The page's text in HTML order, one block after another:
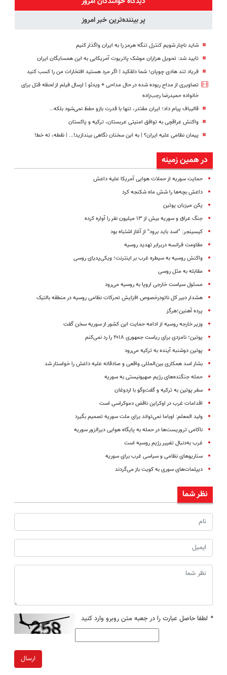
ویژه)
پر بیننده‌ترین خبر امروز
شاید ناچار شویم کنترل تنگه هرمز را به ایران واگذار کنیم
تایید شد: تحویل هزاران موشک پاتریوت آمریکایی به این همسایگان ایران
فریاد تند هادی چوپان؛‌ شما دلقکید | اگر مرد هستید افتخارات من را کسب کنید
تصاویری از مداح ربوده شده در حال مداحی + ویدئو | ارسال فیلم از لحظه قتل برای
خانواده‌ حمیدرضا رجب‌زاده
قالیباف پیام داد؛ ایران مقتدر، تنها با قدرت بازو حفظ نمی‌شود بلکه...
واکنش عراقچی به توافق امنیتی عربستان، ترکیه و پاکستان
پیمان نظامی علیه ایران؟ | به این سخنان نگاهی بیندازید!‌... | نقطه، ته خط!
در همین زمینه
حمایت سوریه از حملات هوایی آمریکا علیه داعش
داعش بچه‌ها را شش ماه شکنجه کرد
پکن میزبان پوتین
جنگ عراق و سوریه بیش از ۱۳ میلیون نفر را آواره کرده
کیسینجر: "اسد باید برود" از آغاز اشتباه بود
مقاومت فرانسه دربرابر تهدید روسیه
واکنش روسیه به سیطره غرب بر اینترنت؛ ویکی‌پدیای روسی
مقابله به مثل روسی
مسئول سیاست خارجی اروپا به روسیه می‌رود
هشدار دبیر کل ناتودرخصوص افزایش تحرکات نظامی روسیه در منطقه بالتیک
پرده آهنین؛هرگز
وزیر خارجه روسیه از ادامه حمایت این کشور از سوریه سخن گفت
پوتین؛ نامزدی برای ریاست جمهوری ۲۰۱۸ را رد نمی‌کنم
پوتین دوشنبه آینده به ترکیه می‌رود
بشار اسد همکاری‌ بین‌المللی واقعی و صادقانه علیه داعش را خواستار شد
حمله جنگنده‌های رژیم صهیونیستی به سوریه
سفر پوتین به ترکیه و گفت‌وگو با اردوغان
اقدامات غرب در اوکراین ناقض دموکراسی است
ولید المعلم: اوباما نمی‌تواند برای ملت سوریه تصمیم بگیرد
ناکامی تروریست‌ها در حمله به پایگاه هوایی دیرالزور سوریه
غرب به‌دنبال تغییر رژیم روسیه است
سناریوهای نظامی و سیاسی غرب برای سوریه
دیپلمات‌های سوری به کویت باز می‌گردند
نظر شما
* لطفا حاصل عبارت را در جعبه متن روبرو وارد کنید
ارسال